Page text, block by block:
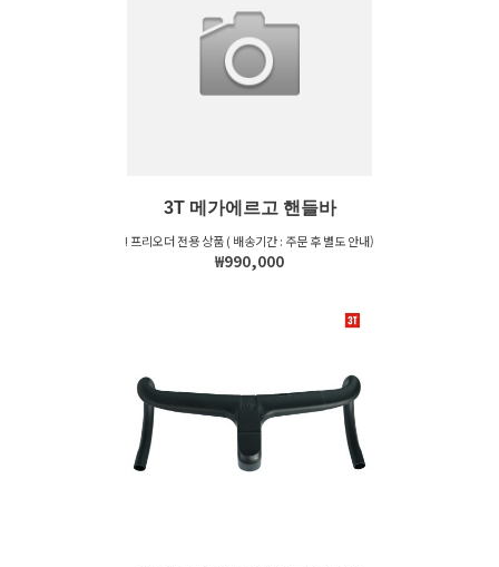
3T 메가에르고 핸들바
! 프리오더 전용 상품 ( 배송기간 : 주문 후 별도 안내)
₩990,000